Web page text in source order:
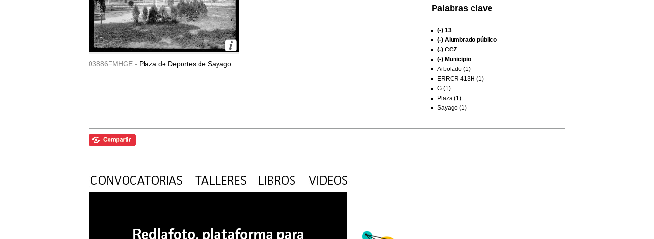
03886FMHGE - Plaza de Deportes de Sayago.
Palabras clave
(-) 13
(-) Alumbrado público
(-) CCZ
(-) Municipio
Arbolado (1)
ERROR 413H (1)
G (1)
Plaza (1)
Sayago (1)